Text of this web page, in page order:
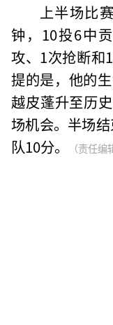
上半场比
钟，10投6中
攻、1次抢断和
提的是，他的
越皮蓬升至历
场机会。半场
队10分。
（责任